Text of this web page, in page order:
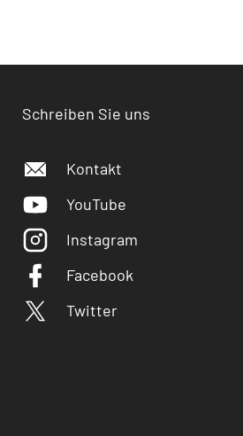
Schreiben Sie uns
Kontakt
YouTube
Instagram
Facebook
Twitter